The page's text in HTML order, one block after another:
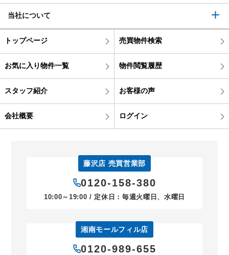
当社について
トップページ 売買物件検索
お気に入り物件一覧 物件閲覧履歴
スタッフ紹介 お客様の声
会社概要 ログイン
藤沢店 売買営業部
0120-158-380
10:00～19:00 / 定休日：毎週火曜日、水曜日
湘南モールフィル店
0120-989-655